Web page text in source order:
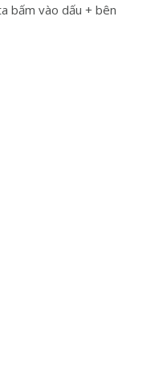
bấm vào dấu + bên